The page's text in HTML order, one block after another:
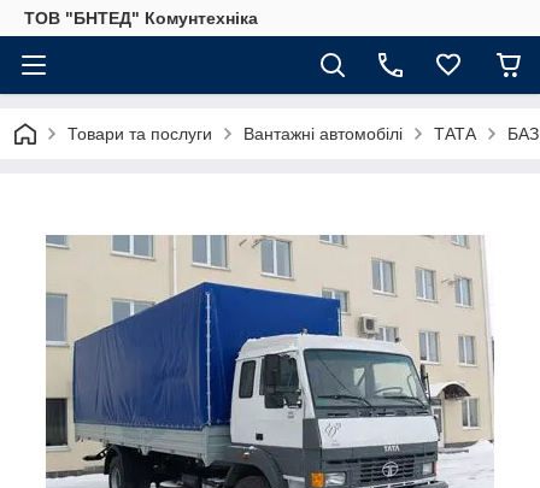
ТОВ "БНТЕД" Комунтехніка
Товари та послуги Вантажні автомобілі ТАТА